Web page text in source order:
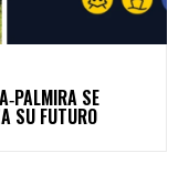
SE
SU FUTURO